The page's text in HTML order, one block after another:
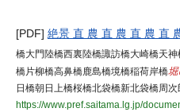
[PDF] 絶景 直 農 直 農 直 農 直
橋大門陸橋西裏陸橋諏訪橋大崎橋天
橋片柳橋高鼻橋鹿島橋境橋稲荷岸橋
日橋朝日上橋桜橋北袋橋新北袋橋周
https://www.pref.saitama.lg.jp/